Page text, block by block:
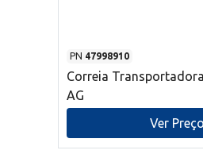
PN 47998910
Correia
AG
Ver Preço